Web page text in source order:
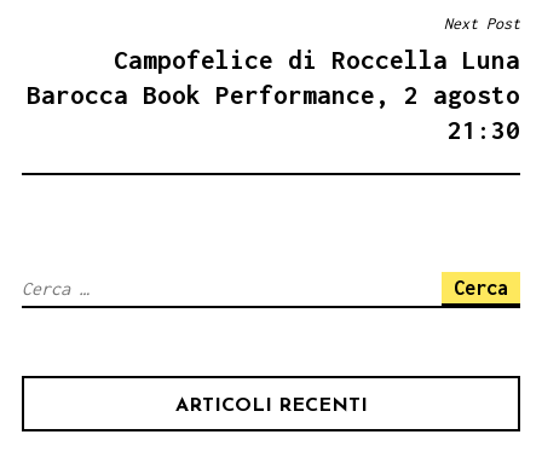
Next Post
Campofelice di Roccella Luna
Barocca Book Performance, 2 agosto
21:30
Ricerca
ARTICOLI RECENTI